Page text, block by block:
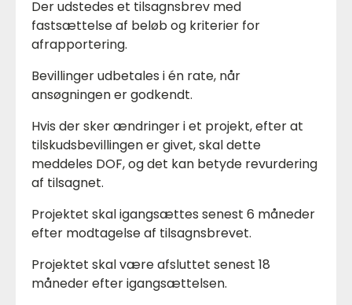
Der udstedes et tilsagnsbrev med
fastsættelse af beløb og kriterier for
afrapportering.
Bevillinger udbetales i én rate, når
ansøgningen er godkendt.
Hvis der sker ændringer i et projekt, efter at
tilskudsbevillingen er givet, skal dette
meddeles DOF, og det kan betyde revurdering
af tilsagnet.
Projektet skal igangsættes senest 6 måneder
efter modtagelse af tilsagnsbrevet.
Projektet skal være afsluttet senest 18
måneder efter igangsættelsen.